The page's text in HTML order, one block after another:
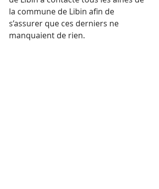
la commune de Libin afin de
s’assurer que ces derniers ne
manquaient de rien.